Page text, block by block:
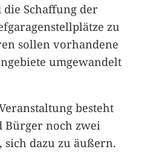
Schaffung der
zu
sollen vorhandene
umgewandelt
besteht
noch zwei
sich dazu zu äußern.